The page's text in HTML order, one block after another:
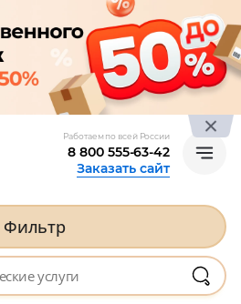
Работаем по всей России
8 800 555-63-42
Заказать сайт
Фильтр